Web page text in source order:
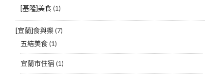
[基隆]美食(1)
[宜蘭]食與樂(7)
五結美食(1)
宜蘭市住宿 (1)